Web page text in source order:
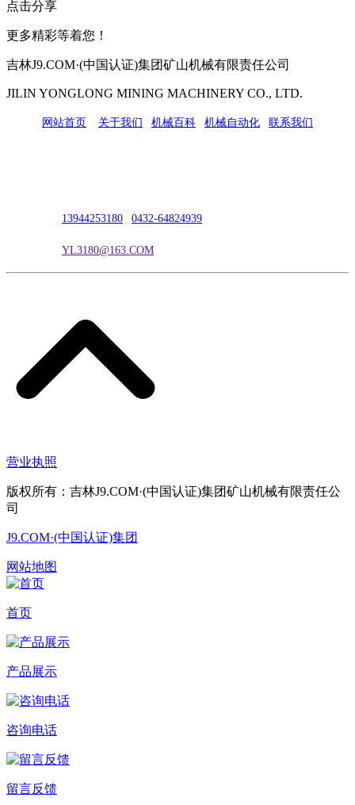
点击分享
更多精彩等着您！
吉林J9.COM·(中国认证)集团矿山机械有限责任公司
JILIN YONGLONG MINING MACHINERY CO., LTD.
网站首页 关于我们 机械百科 机械自动化 联系我们
13944253180 0432-64824939
YL3180@163.COM
营业执照
版权所有：吉林J9.COM·(中国认证)集团矿山机械有限责任公
司
J9.COM·(中国认证)集团
网站地图
首页
产品展示
咨询电话
留言反馈